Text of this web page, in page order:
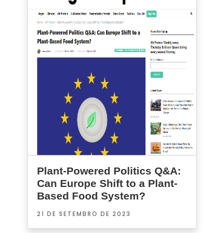
Plant-Powered Politics Q&A:
Can Europe Shift to a Plant-
Based Food System?
21 DE SETEMBRO DE 2023